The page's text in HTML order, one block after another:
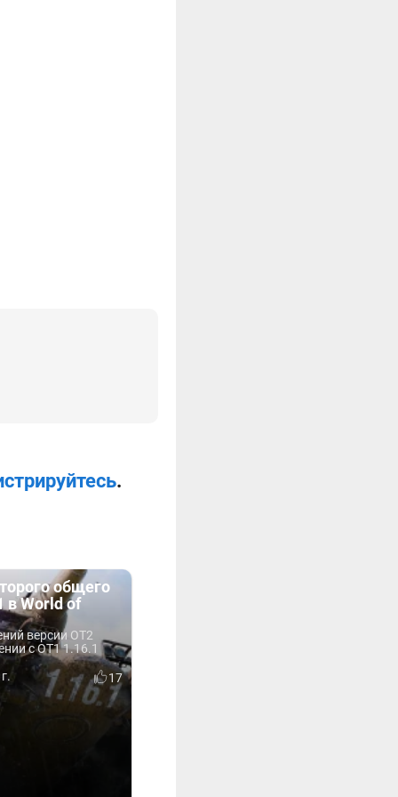
.
общего
в World of
версии ОТ2
с ОТ1 1.16.1
17